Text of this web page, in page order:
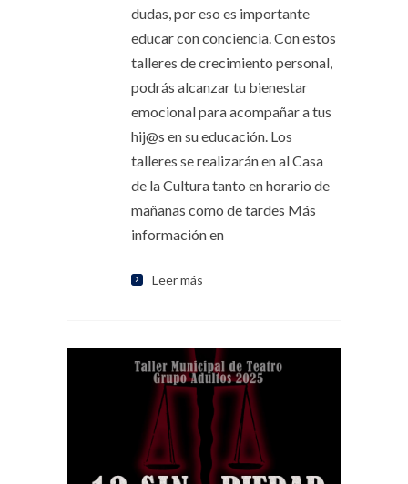
dudas, por eso es importante
educar con conciencia. Con estos
talleres de crecimiento personal,
podrás alcanzar tu bienestar
emocional para acompañar a tus
hij@s en su educación. Los
talleres se realizarán en al Casa
de la Cultura tanto en horario de
mañanas como de tardes Más
información en
Leer más